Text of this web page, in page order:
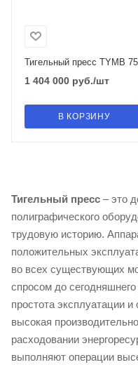
Тигельный пресс TYMB
1 404 000 руб./шт
В КОРЗИНУ
Тигельный пресс – это
полиграфического
трудовую историю.
положительных
во всех существующих
спросом до
простота эксплуатации
высокая
расходовании
выполняют операции